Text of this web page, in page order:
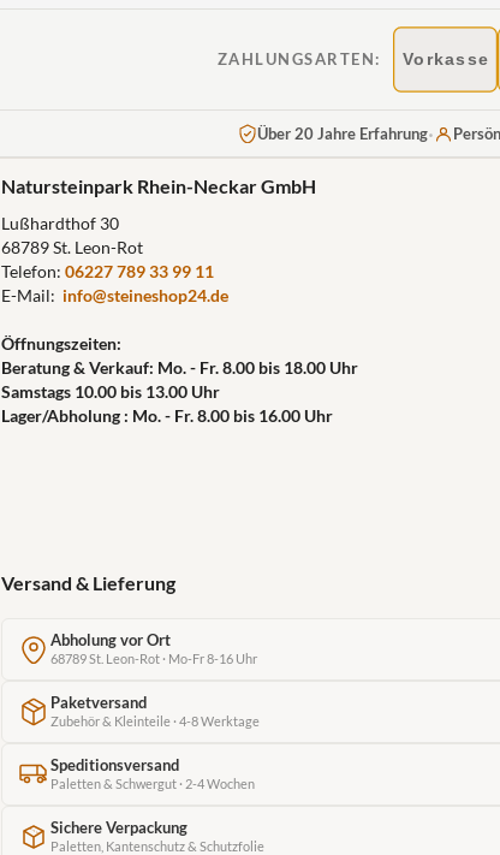
ZAHLUNGSARTEN: Vorkasse
Über 20 Jahre Erfahrung·
Natursteinpark Rhein-Neckar GmbH
Lußhardthof 30
68789 St. Leon-Rot
Telefon: 06227 789 33 99 11
E-Mail: info@steineshop24.de
Öffnungszeiten:
Beratung & Verkauf: Mo. - Fr. 8.00 bis 18.00 Uhr
Samstags 10.00 bis 13.00 Uhr
Lager/Abholung : Mo. - Fr. 8.00 bis 16.00 Uhr
Versand & Lieferung
Abholung vor Ort
68789 St. Leon-Rot · Mo-Fr 8-16 Uhr
Paketversand
Zubehör & Kleinteile · 4-8 Werktage
Speditionsversand
Paletten & Schwergut · 2-4 Wochen
Sichere Verpackung
Paletten, Kantenschutz & Schutzfolie